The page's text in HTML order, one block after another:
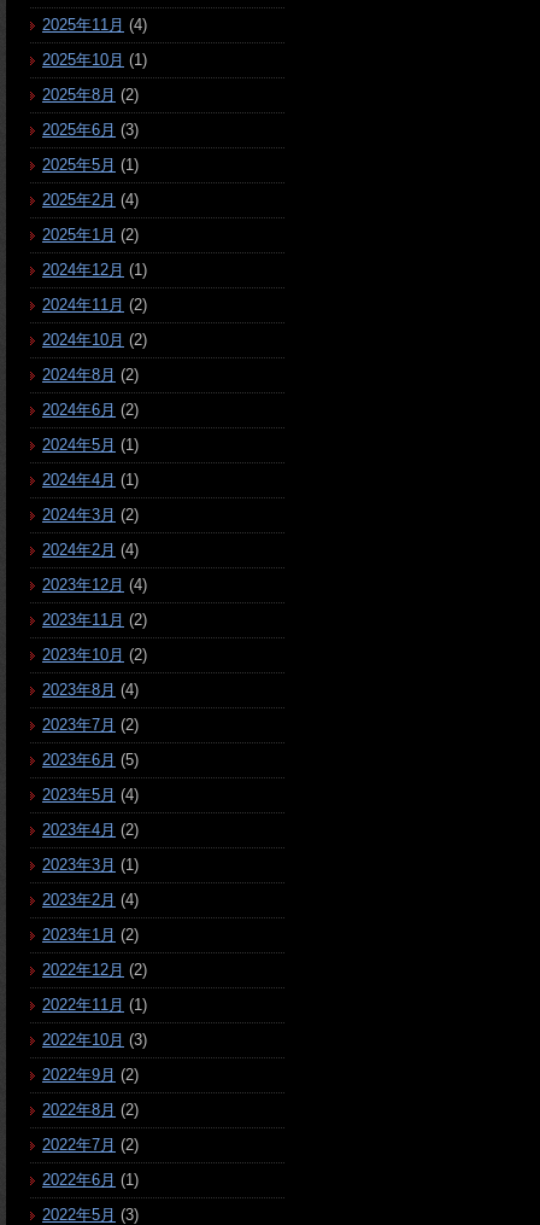
2025年11月 (4)
2025年10月 (1)
2025年8月 (2)
2025年6月 (3)
2025年5月 (1)
2025年2月 (4)
2025年1月 (2)
2024年12月 (1)
2024年11月 (2)
2024年10月 (2)
2024年8月 (2)
2024年6月 (2)
2024年5月 (1)
2024年4月 (1)
2024年3月 (2)
2024年2月 (4)
2023年12月 (4)
2023年11月 (2)
2023年10月 (2)
2023年8月 (4)
2023年7月 (2)
2023年6月 (5)
2023年5月 (4)
2023年4月 (2)
2023年3月 (1)
2023年2月 (4)
2023年1月 (2)
2022年12月 (2)
2022年11月 (1)
2022年10月 (3)
2022年9月 (2)
2022年8月 (2)
2022年7月 (2)
2022年6月 (1)
2022年5月 (3)